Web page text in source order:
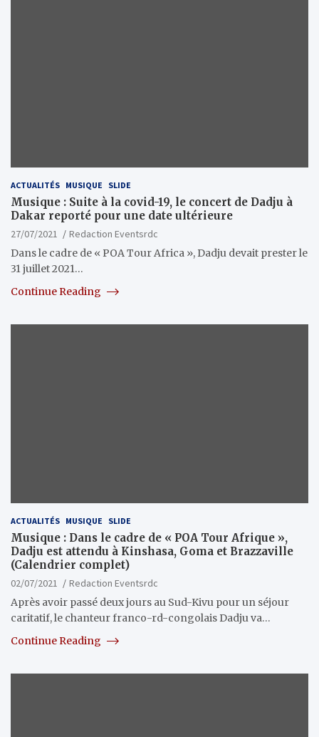
ACTUALITÉS MUSIQUE SLIDE
Musique : Suite à la covid-19, le concert de Dadju à
Dakar reporté pour une date ultérieure
27/07/2021
Redaction Eventsrdc
Dans le cadre de « POA Tour Africa », Dadju devait prester le
31 juillet 2021…
Continue Reading
ACTUALITÉS MUSIQUE SLIDE
Musique : Dans le cadre de « POA Tour Afrique »,
Dadju est attendu à Kinshasa, Goma et Brazzaville
(Calendrier complet)
02/07/2021
Redaction Eventsrdc
Après avoir passé deux jours au Sud-Kivu pour un séjour
caritatif, le chanteur franco-rd-congolais Dadju va…
Continue Reading